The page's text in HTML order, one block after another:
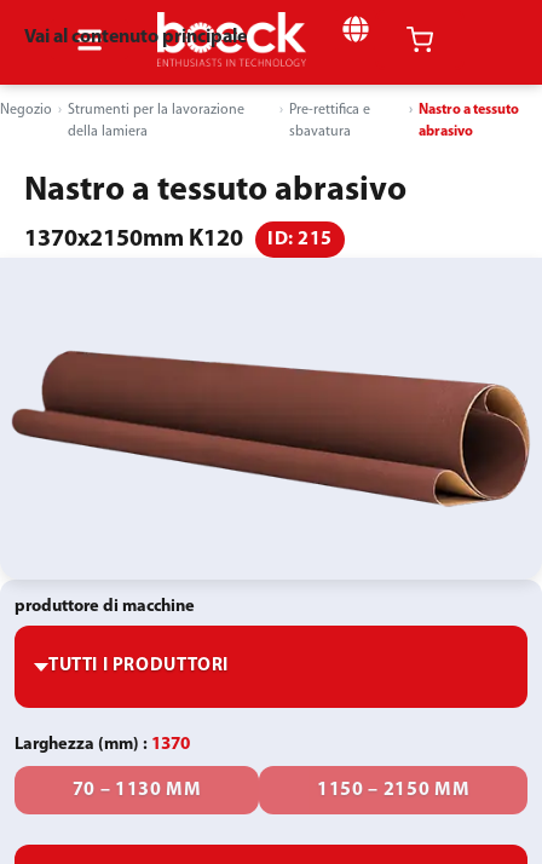
Vai al contenuto principale
Negozio
Strumenti per la lavorazione
della lamiera
Pre-rettifica e
sbavatura
Nastro a tessuto
abrasivo
Nastro a tessuto abrasivo
1370x2150mm K120 ID: 215
produttore di macchine
Larghezza (mm) : 1370
70 – 1130 MM 1150 – 2150 MM